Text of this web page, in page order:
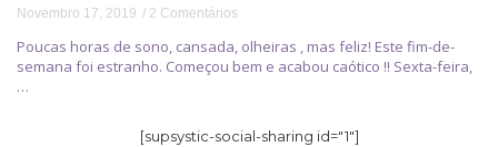
Novembro 17, 2019 2 Comentários
Poucas horas de sono, cansada, olheiras , mas feliz! Este fim-de-
semana foi estranho. Começou bem e acabou caótico !! Sexta-feira,
…
[supsystic-social-sharing id="1"]